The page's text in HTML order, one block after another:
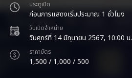
ประตูเปิด
ก่อนการแสดงเริ่มประมาณ 1 ชั่วโมง
วันเปิดจำหน่าย
วันศุกร์ที่ 14 มิถุนายน 2567, 10:00 น.
ราคาบัตร
1,500 / 1,000 / 500